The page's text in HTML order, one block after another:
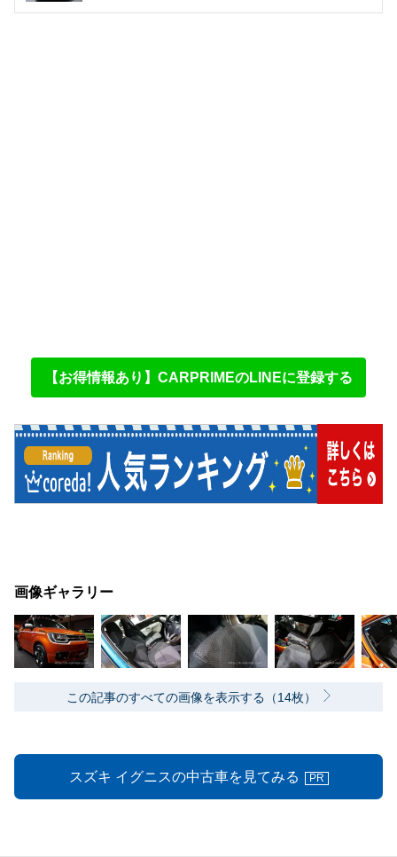
【お得情報あり】CARPRIMEのLINEに登録する
画像ギャラリー
この記事のすべての画像を表示する（14枚）
スズキ イグニスの中古車を見てみる PR